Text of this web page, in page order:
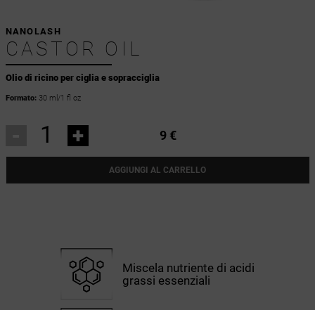
Olio di ricino per ciglia e sopracciglia
NANOLASH
CASTOR OIL
Formato:30 ml/1 fl oz
+ 9 €
AGGIUNGI AL CARRELLO
Miscela nutriente di acidi
grassi essenziali